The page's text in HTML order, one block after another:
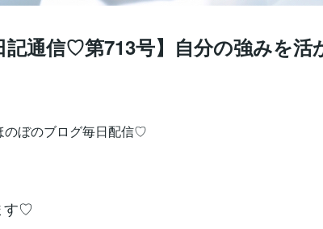
記通信♡第713号】自分の強みを活
ぼのブログ毎日配信♡
す♡